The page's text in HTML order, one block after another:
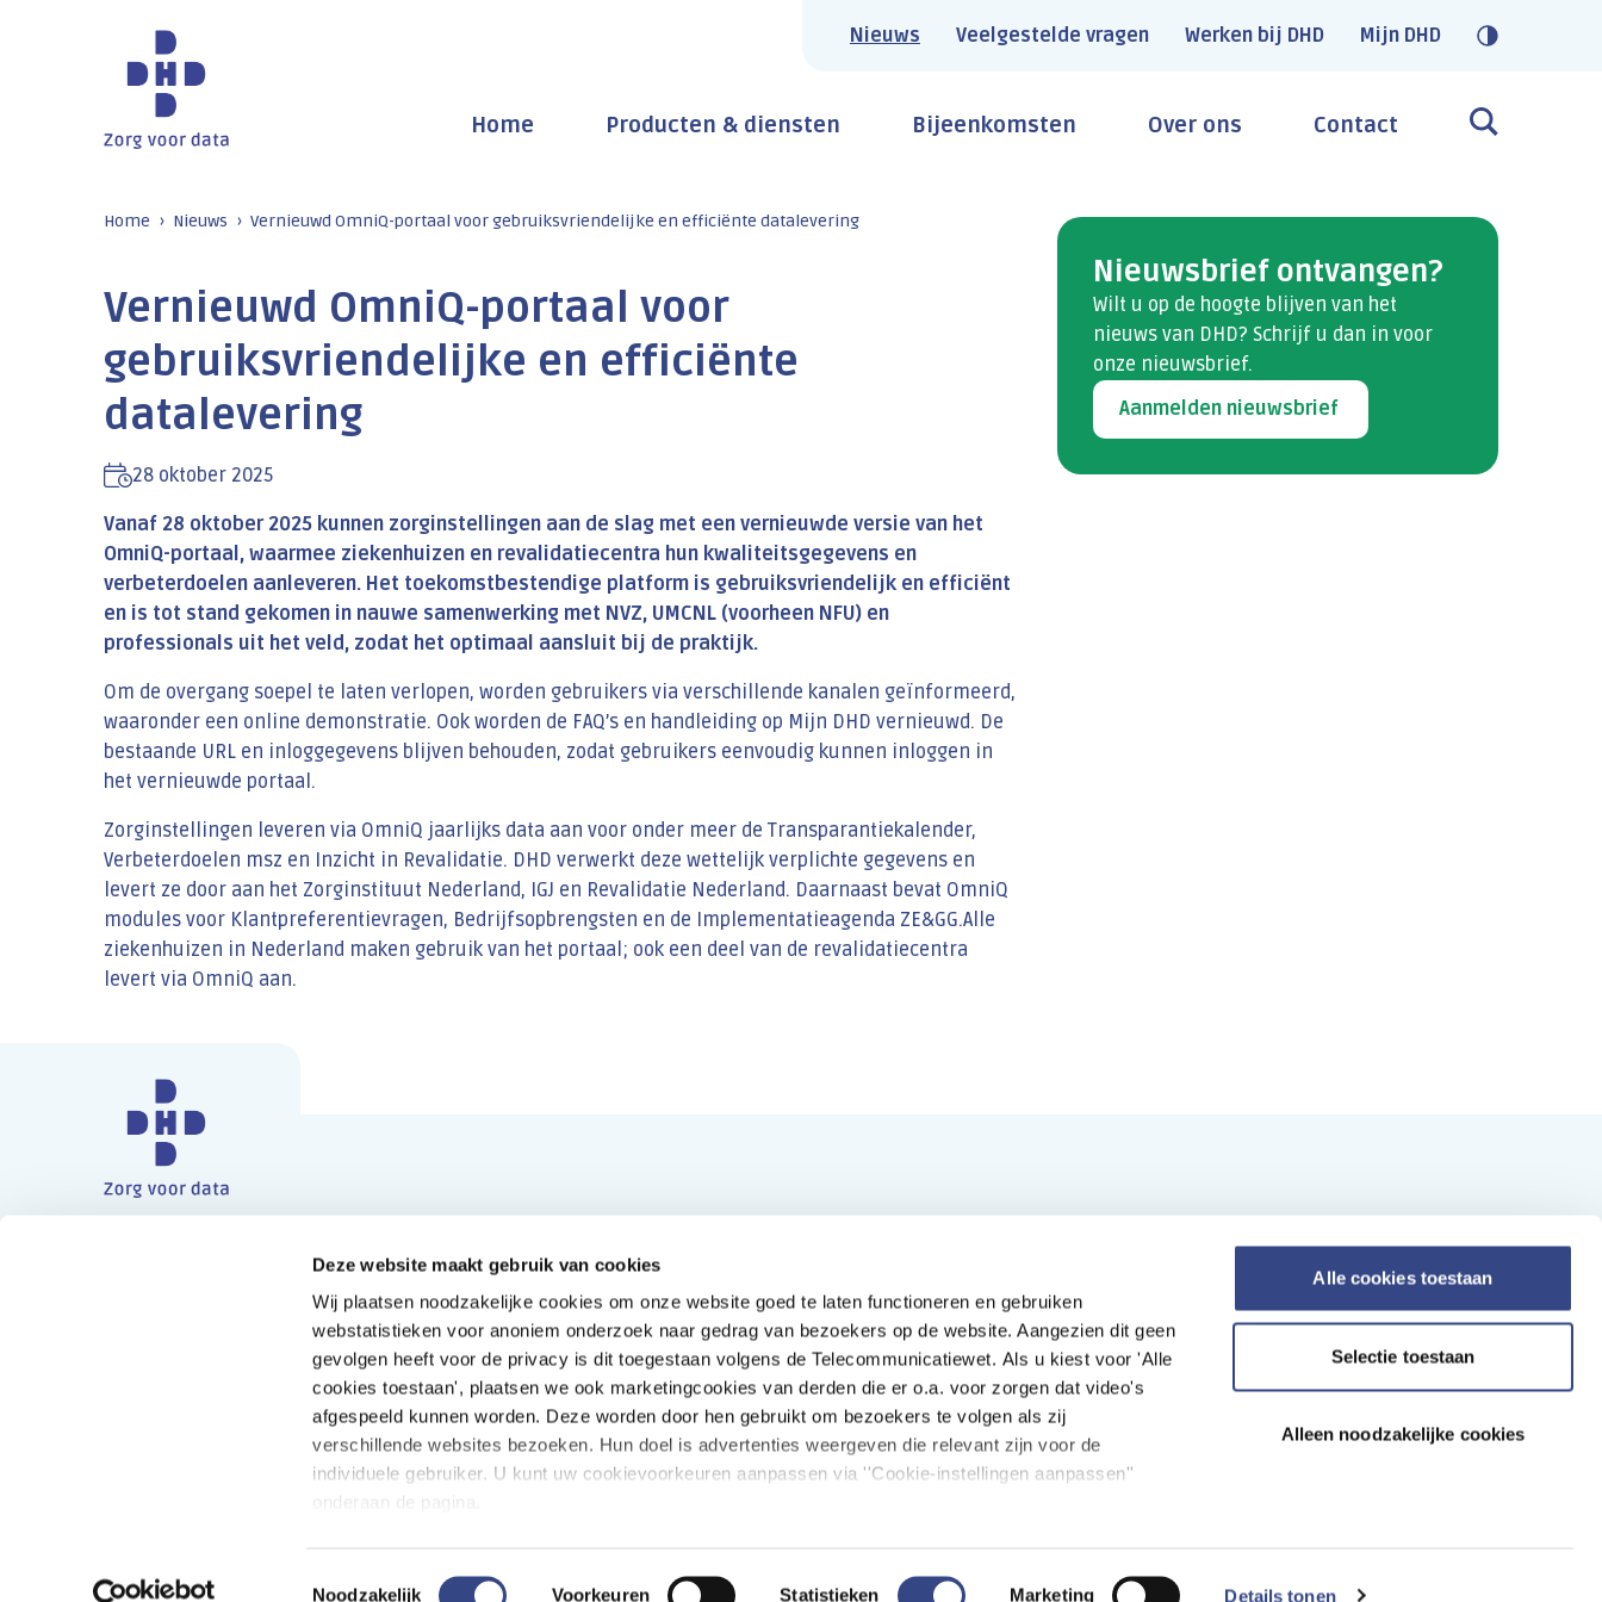
Deze website maakt gebruik van cookies
Wij plaatsen noodzakelijke cookies om onze website goed te laten functioneren en gebruiken
webstatistieken voor anoniem onderzoek naar gedrag van bezoekers op de website. Aangezien dit geen
gevolgen heeft voor de privacy is dit toegestaan volgens de Telecommunicatiewet. Als u kiest voor 'Alle
cookies toestaan', plaatsen we ook marketingcookies van derden die er o.a. voor zorgen dat video's
afgespeeld kunnen worden. Deze worden door hen gebruikt om bezoekers te volgen als zij
verschillende websites bezoeken. Hun doel is advertenties weergeven die relevant zijn voor de
individuele gebruiker. U kunt uw cookievoorkeuren aanpassen via ''Cookie-instellingen aanpassen''
Toestemmingsselectie
Noodzakelijk Voorkeuren Statistieken Marketing Details tonen
Alle cookies toestaan
Selectie toestaan
Alleen noodzakelijke cookies
Nieuws Veelgestelde vragen Werken bij DHD Mijn DHD
Home Producten & diensten Bijeenkomsten Over ons Contact
Nieuwsbrief ontvangen?
Wilt u op de hoogte blijven van het
nieuws van DHD? Schrijf u dan​ in voor
onze nieuwsbrief.
Aanmelden nieuwsbrief
Home Nieuws Vernieuwd OmniQ-portaal voor gebruiksvriendelijke en efficiënte datalevering
Vernieuwd OmniQ-portaal voor
gebruiksvriendelijke en efficiënte
datalevering
28 oktober 2025
Vanaf 28 oktober 2025 kunnen zorginstellingen aan de slag met een vernieuwde versie van het
OmniQ-portaal, waarmee ziekenhuizen en revalidatiecentra hun kwaliteitsgegevens en
verbeterdoelen aanleveren. Het toekomstbestendige platform is gebruiksvriendelijk en efficiënt
en is tot stand gekomen in nauwe samenwerking met NVZ, UMCNL (voorheen NFU) en
professionals uit het veld, zodat het optimaal aansluit bij de praktijk.
Om de overgang soepel te laten verlopen, worden gebruikers via verschillende kanalen geïnformeerd,
waaronder een online demonstratie. Ook worden de FAQ’s en handleiding op Mijn DHD vernieuwd. De
bestaande URL en inloggegevens blijven behouden, zodat gebruikers eenvoudig kunnen inloggen in
het vernieuwde portaal.
Zorginstellingen leveren via OmniQ jaarlijks data aan voor onder meer de Transparantiekalender,
Verbeterdoelen msz en Inzicht in Revalidatie. DHD verwerkt deze wettelijk verplichte gegevens en
levert ze door aan het Zorginstituut Nederland, IGJ en Revalidatie Nederland. Daarnaast bevat OmniQ
modules voor Klantpreferentievragen, Bedrijfsopbrengsten en de Implementatieagenda ZE&GG.Alle
ziekenhuizen in Nederland maken gebruik van het portaal; ook een deel van de revalidatiecentra
levert via OmniQ aan.
Postbus 9696, 3506 GR Utrecht
Oudlaan 4, 3515 GA Utrecht
Handige links
Producten A-Z
Toegang tot producten
Vacatures
Veelgestelde vragen
Mijn DHD
Nieuwsbrief ontvangen?
Wilt u op de hoogte blijven van het nieuws van
DHD? Schrijf u dan​ in voor onze nieuwsbrief.